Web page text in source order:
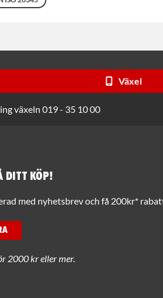
Växel
växeln 019 - 35 10 00
ditt köp!
med nyhetsbrev och få 200kr*
2000 kr eller mer.